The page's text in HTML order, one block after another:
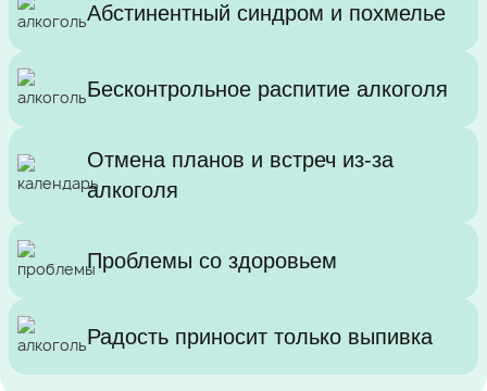
Абстинентный синдром и похмелье
Бесконтрольное распитие алкоголя
Отмена планов и встреч из-за
алкоголя
Проблемы со здоровьем
Радость приносит только выпивка